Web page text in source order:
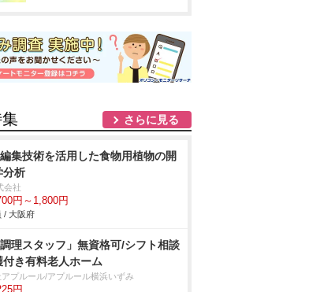
さらに見る
集技術を活用した食物用植物の開
分析
会社
円～1,800円
/ 大阪府
調理スタッフ」無資格可/シフト相談
付き有料老人ホーム
プルール/アプルール横浜いずみ
円